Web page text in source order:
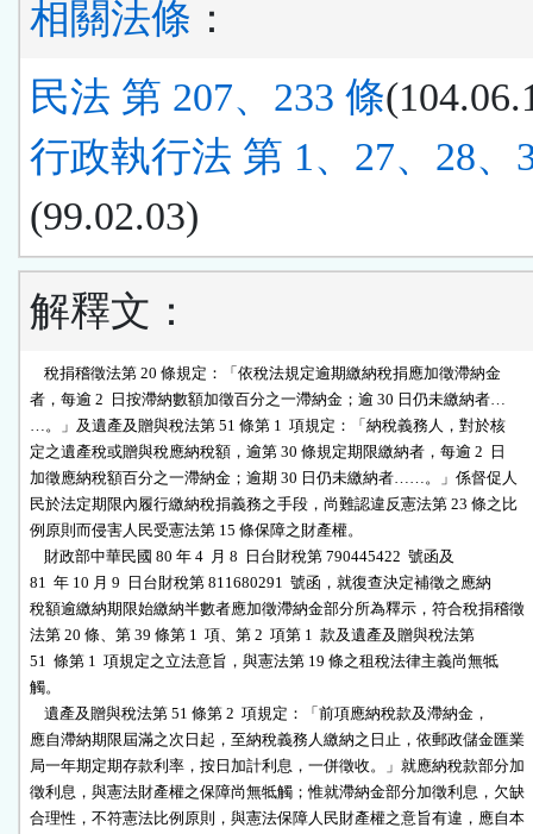
相關法條 ：
民法 第 207、233 條
行政執行法 第 1、27、28、
(99.02.03)
解釋文：
    稅捐稽徵法第 20 條規定：「依稅法規定逾期繳納稅捐應加徵滯納金
者，每逾 2  日按滯納數額加徵百分之一滯納金；逾 30 日仍未繳納者…
…。」及遺產及贈與稅法第 51 條第 1  項規定：「納稅義務人，對於核
定之遺產稅或贈與稅應納稅額，逾第 30 條規定期限繳納者，每逾 2  日
加徵應納稅額百分之一滯納金；逾期 30 日仍未繳納者……。」係督促人
民於法定期限內履行繳納稅捐義務之手段，尚難認違反憲法第 23 條之比
例原則而侵害人民受憲法第 15 條保障之財產權。
    財政部中華民國 80 年 4  月 8  日台財稅第 790445422  號函及
81  年 10 月 9  日台財稅第 811680291  號函，就復查決定補徵之應納
稅額逾繳納期限始繳納半數者應加徵滯納金部分所為釋示，符合稅捐稽徵
法第 20 條、第 39 條第 1  項、第 2  項第 1  款及遺產及贈與稅法第
51  條第 1  項規定之立法意旨，與憲法第 19 條之租稅法律主義尚無牴
觸。
    遺產及贈與稅法第 51 條第 2  項規定：「前項應納稅款及滯納金，
應自滯納期限屆滿之次日起，至納稅義務人繳納之日止，依郵政儲金匯業
局一年期定期存款利率，按日加計利息，一併徵收。」就應納稅款部分加
徵利息，與憲法財產權之保障尚無牴觸；惟就滯納金部分加徵利息，欠缺
合理性，不符憲法比例原則，與憲法保障人民財產權之意旨有違，應自本